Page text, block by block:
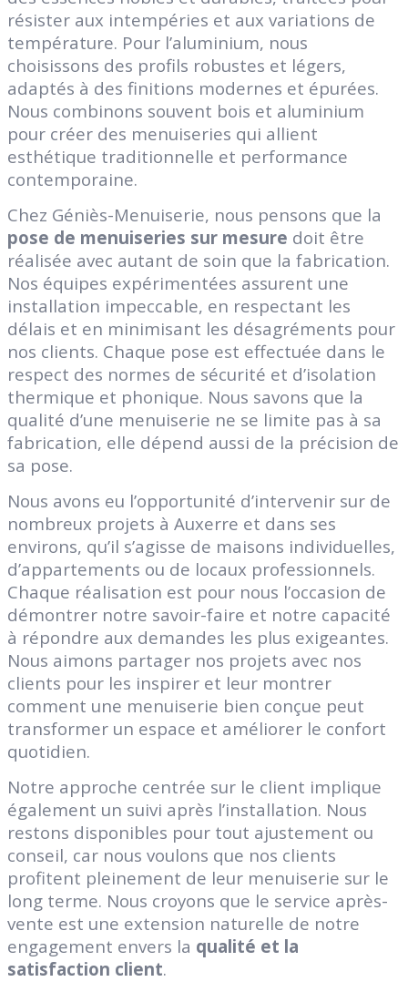
résister aux intempéries et aux variations de
température. Pour l’aluminium, nous
choisissons des profils robustes et légers,
adaptés à des finitions modernes et épurées.
Nous combinons souvent bois et aluminium
pour créer des menuiseries qui allient
esthétique traditionnelle et performance
contemporaine.
Chez Géniès-Menuiserie, nous pensons que la
pose de menuiseries sur mesure doit être
réalisée avec autant de soin que la fabrication.
Nos équipes expérimentées assurent une
installation impeccable, en respectant les
délais et en minimisant les désagréments pour
nos clients. Chaque pose est effectuée dans le
respect des normes de sécurité et d’isolation
thermique et phonique. Nous savons que la
qualité d’une menuiserie ne se limite pas à sa
fabrication, elle dépend aussi de la précision de
sa pose.
Nous avons eu l’opportunité d’intervenir sur de
nombreux projets à Auxerre et dans ses
environs, qu’il s’agisse de maisons individuelles,
d’appartements ou de locaux professionnels.
Chaque réalisation est pour nous l’occasion de
démontrer notre savoir-faire et notre capacité
à répondre aux demandes les plus exigeantes.
Nous aimons partager nos projets avec nos
clients pour les inspirer et leur montrer
comment une menuiserie bien conçue peut
transformer un espace et améliorer le confort
quotidien.
Notre approche centrée sur le client implique
également un suivi après l’installation. Nous
restons disponibles pour tout ajustement ou
conseil, car nous voulons que nos clients
profitent pleinement de leur menuiserie sur le
long terme. Nous croyons que le service après-
vente est une extension naturelle de notre
engagement envers la qualité et la
satisfaction client.